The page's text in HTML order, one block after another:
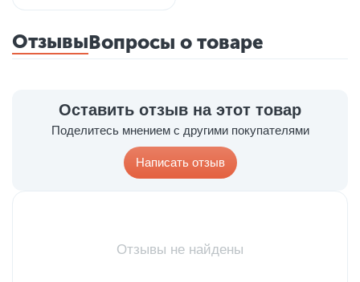
ОтзывыВопросы о товаре
Оставить отзыв на этот товар
Поделитесь мнением с другими покупателями
Написать отзыв
Отзывы не найдены